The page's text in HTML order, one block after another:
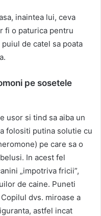
inaintea lui, ceva
fi o paturica pentru
de catel sa poata
pe sosetele
usor si tind sa aiba un
folositi putina solutie cu
pe care sa o
In acest fel
„impotriva fricii”,
de caine. Puneti
dvs. miroase a
astfel incat